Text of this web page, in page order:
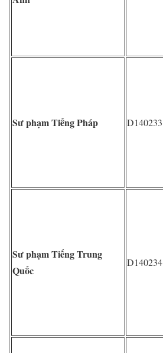
Sư phạm Tiếng Pháp D140233
Sư phạm Tiếng Trung
Quốc
D140234